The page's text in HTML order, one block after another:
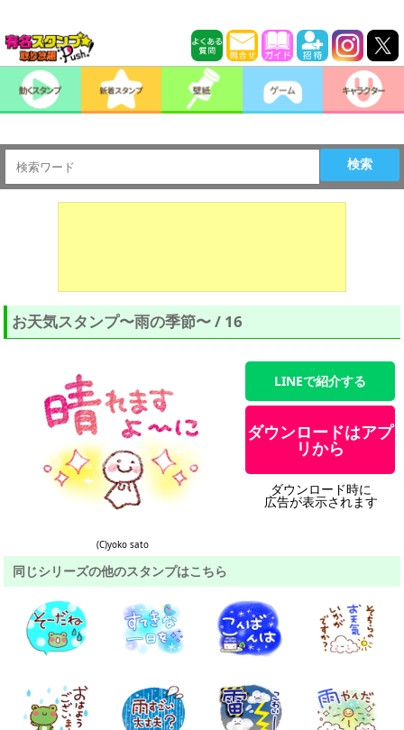
検索
お天気スタンプ〜雨の季節〜 / 16
(C)yoko sato
LINEで紹介する
ダウンロードはアプ
リから
ダウンロード時に
広告が表示されます
同じシリーズの他のスタンプはこちら